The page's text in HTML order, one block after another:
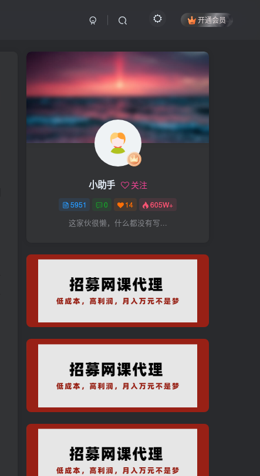
开通会员
开启精彩搜索
热门搜索
抖音 社群
书单
微信视频号
三八哥
电影解说
比高
王炸训练营
黑牛
感情
小助手 关注
5951 0 14 605W+
这家伙很懒，什么都没有写...